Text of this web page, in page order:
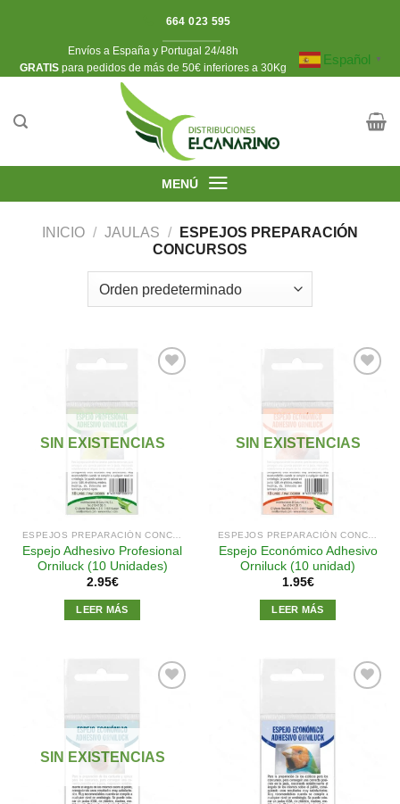
664 023 595
Envíos a España y Portugal 24/48h
​GRATIS para pedidos de más de 50€ inferiores a 30Kg
Español ▼
MENÚ
INICIO / JAULAS /
ESPEJOS PREPARACIÓN
CONCURSOS
lista de
SIN EXISTENCIAS
Espejo Adhesivo Profesional
Orniluck (10 Unidades)
2.95€
LEER MÁS
lista de
SIN EXISTENCIAS
Espejo Económico Adhesivo
Orniluck (10 unidad)
1.95€
LEER MÁS
lista de
SIN EXISTENCIAS